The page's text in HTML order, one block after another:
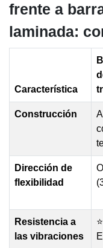
frente a
laminada:
Característica
Construcción
Dirección de
flexibilidad
Resistencia a
las vibraciones